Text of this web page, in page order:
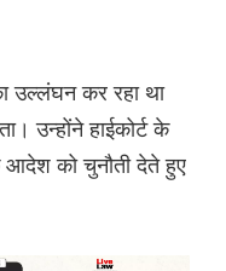
उल्लंघन कर रहा था
उन्होंने हाईकोर्ट के
को चुनौती देते हुए